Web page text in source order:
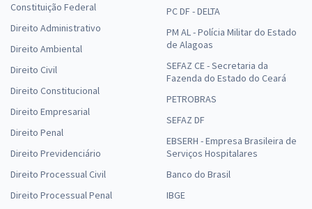
Constituição Federal
Direito Administrativo
Direito Ambiental
Direito Civil
Direito Constitucional
Direito Empresarial
Direito Penal
Direito Previdenciário
Direito Processual Civil
Direito Processual Penal
PC DF - DELTA
PM AL - Polícia Militar do Estado
de Alagoas
SEFAZ CE - Secretaria da
Fazenda do Estado do Ceará
PETROBRAS
SEFAZ DF
EBSERH - Empresa Brasileira de
Serviços Hospitalares
Banco do Brasil
IBGE